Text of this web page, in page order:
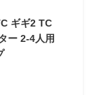
ギギ2 TC
ー 2-4人用